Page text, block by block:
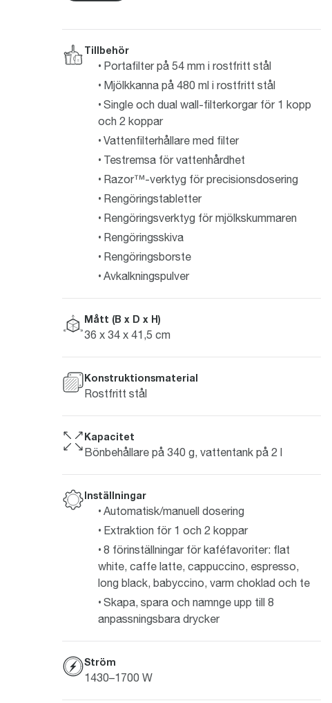
Tillbehör
Portafilter på 54 mm i rostfritt stål
Mjölkkanna på 480 ml i rostfritt stål
Single och dual wall-filterkorgar för 1 kopp
och 2 koppar
Vattenfilterhållare med filter
Testremsa för vattenhårdhet
Razor™-verktyg för precisionsdosering
Rengöringstabletter
Rengöringsverktyg för mjölkskummaren
Rengöringsskiva
Rengöringsborste
Avkalkningspulver
Mått (B x D x H)
36 x 34 x 41,5 cm
Konstruktionsmaterial
Rostfritt stål
Kapacitet
Bönbehållare på 340 g, vattentank på 2 l
Inställningar
Automatisk/manuell dosering
Extraktion för 1 och 2 koppar
8 förinställningar för kaféfavoriter: flat
white, caffe latte, cappuccino, espresso,
long black, babyccino, varm choklad och te
Skapa, spara och namnge upp till 8
anpassningsbara drycker
Ström
1430–1700 W